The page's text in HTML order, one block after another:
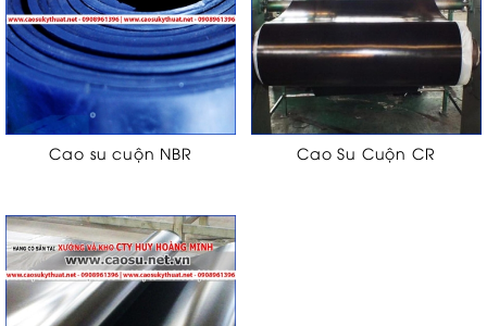
Cao su cuộn NBR Cao Su Cuộn CR